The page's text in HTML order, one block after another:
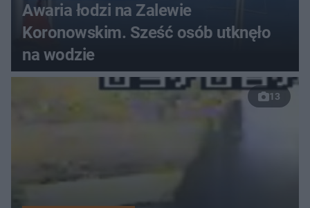
Awaria łodzi na Zalewie
Koronowskim. Sześć osób utknęło
na wodzie
13